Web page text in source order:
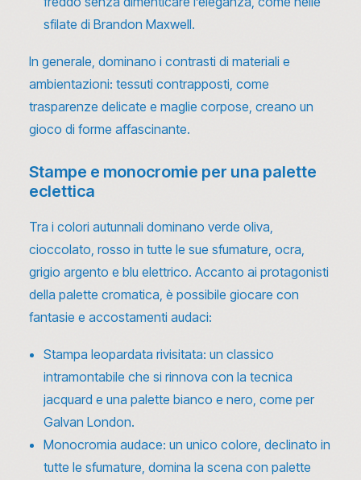
sfilate di Brandon Maxwell.
In generale, dominano i contrasti di materiali e
ambientazioni: tessuti contrapposti, come
trasparenze delicate e maglie corpose, creano un
gioco di forme affascinante.
Stampe e monocromie per una palette
eclettica
Tra i colori autunnali dominano verde oliva,
cioccolato, rosso in tutte le sue sfumature, ocra,
grigio argento e blu elettrico. Accanto ai protagonisti
della palette cromatica, è possibile giocare con
fantasie e accostamenti audaci:
Stampa leopardata rivisitata: un classico
intramontabile che si rinnova con la tecnica
jacquard e una palette bianco e nero, come per
Galvan London.
Monocromia audace: un unico colore, declinato in
tutte le sfumature, domina la scena con palette